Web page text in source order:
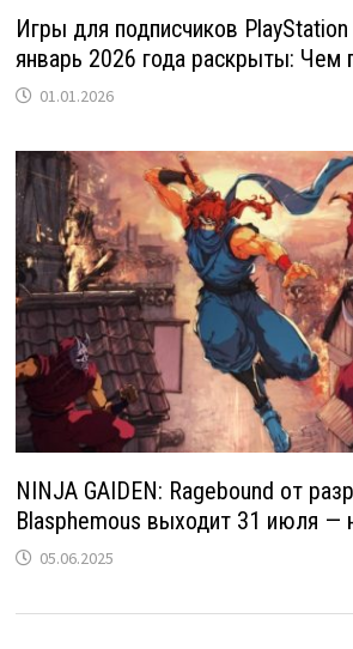
Игры для подписчиков
январь 2026 года раскрыты: Чем
01.01.2026
NINJA GAIDEN: Ragebound от
Blasphemous выходит 31 июля —
05.06.2025